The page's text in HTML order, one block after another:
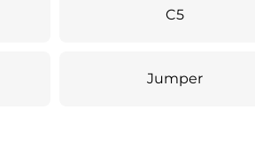
C5
Jumper